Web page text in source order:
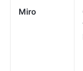
Miro